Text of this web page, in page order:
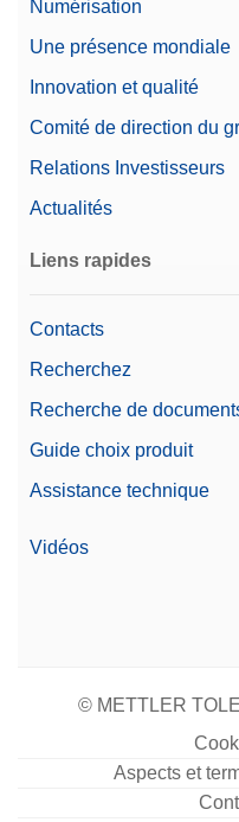
Numérisation
Une présence mondiale
Innovation et qualité
Comité de direction du
Relations Investisseurs
Actualités
Liens rapides
Contacts
Recherchez
Recherche de
Guide choix produit
Assistance technique
Vidéos
© METTLER
Aspects et